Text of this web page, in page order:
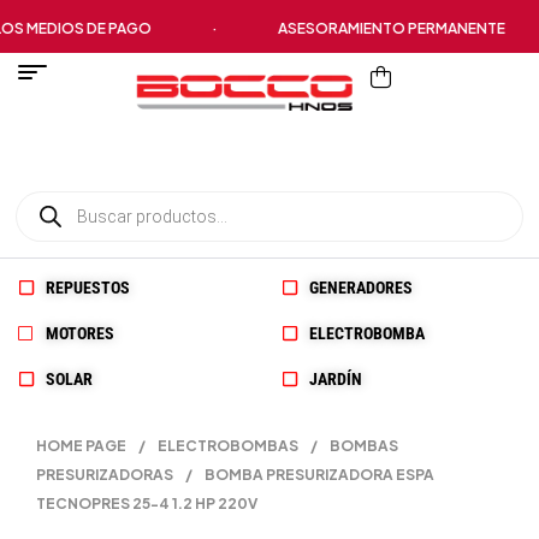
DE PAGO ASESORAMIENTO PERMANENTE
REPUESTOS GENERADORES
MOTORES ELECTROBOMBA
SOLAR JARDÍN
HOME PAGE / ELECTROBOMBAS /
BOMBAS
PRESURIZADORAS
/
BOMBA PRESURIZADORA ESPA
TECNOPRES 25-4 1.2 HP 220V